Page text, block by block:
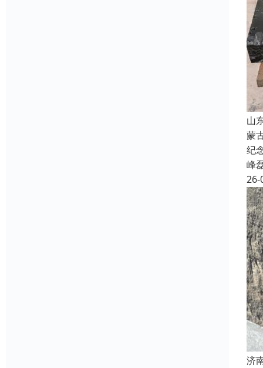
山
蒙
纪
峰
26-
济